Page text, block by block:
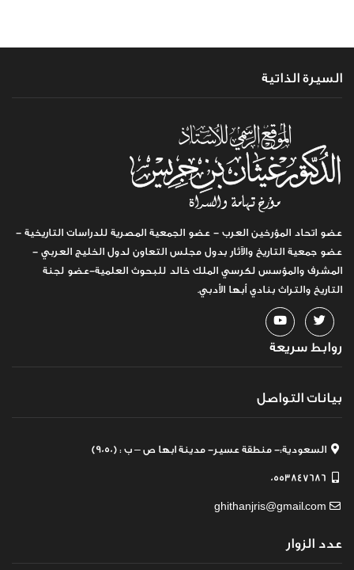
السيرة الذاتية
عضو اتحاد المؤرخين العرب - عضو الجمعية المصرية للدراسات التاريخية -
عضو جمعية التاريخ والآثار بدول مجلس التعاون لدول الخليج العربي -
المشرف والمؤسس لكرسي الملك خالد للبحوث العلمية-عضو لجنة
التاريخ والتراث بنادي أبها الأدبي.
روابط سريعة
بيانات التواصل
السعودية:- منطقة عسير- مدينة ابها ص – ب : (9050)
0553847686
ghithanjris@gmail.com
عدد الزوار